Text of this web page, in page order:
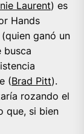
Laurent) es
Hands
(quien ganó un
busca
(Brad Pitt).
rozando el
que, si bien